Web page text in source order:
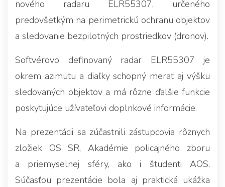
nového radaru ELR55307, určeného
predovšetkým na perimetrickú ochranu objektov
a sledovanie bezpilotných prostriedkov (dronov).
Softvérovo definovaný radar ELR55307 je
okrem azimutu a diaľky schopný merať aj výšku
sledovaných objektov a má rôzne ďalšie funkcie
poskytujúce užívateľovi doplnkové informácie.
Na prezentácii sa zúčastnili zástupcovia rôznych
zložiek OS SR, Akadémie policajného zboru
a priemyselnej sféry, ako i študenti AOS.
Súčasťou prezentácie bola aj praktická ukážka